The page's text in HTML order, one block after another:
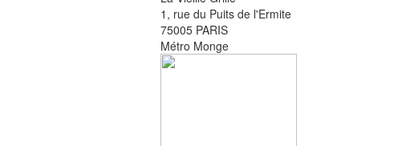
1, rue du Puits de l'Ermite
75005 PARIS
Métro Monge